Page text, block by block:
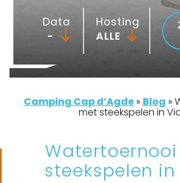
Data
-
Hosting
Camping Cap d’Agde» Blog »
met steekspelen in
steekspelen in